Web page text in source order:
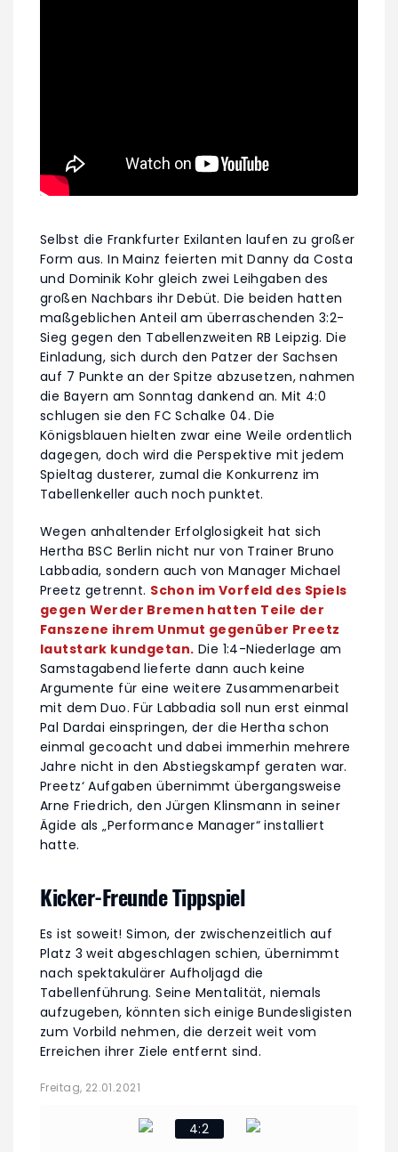
Selbst die Frankfurter Exilanten laufen zu großer
Form aus. In Mainz feierten mit Danny da Costa
und Dominik Kohr gleich zwei Leihgaben des
großen Nachbars ihr Debüt. Die beiden hatten
maßgeblichen Anteil am überraschenden 3:2-
Sieg gegen den Tabellenzweiten RB Leipzig. Die
Einladung, sich durch den Patzer der Sachsen
auf 7 Punkte an der Spitze abzusetzen, nahmen
die Bayern am Sonntag dankend an. Mit 4:0
schlugen sie den FC Schalke 04. Die
Königsblauen hielten zwar eine Weile ordentlich
dagegen, doch wird die Perspektive mit jedem
Spieltag dusterer, zumal die Konkurrenz im
Tabellenkeller auch noch punktet.
Wegen anhaltender Erfolglosigkeit hat sich
Hertha BSC Berlin nicht nur von Trainer Bruno
Labbadia, sondern auch von Manager Michael
Preetz getrennt. Schon im Vorfeld des Spiels
gegen Werder Bremen hatten Teile der
Fanszene ihrem Unmut gegenüber Preetz
lautstark kundgetan. Die 1:4-Niederlage am
Samstagabend lieferte dann auch keine
Argumente für eine weitere Zusammenarbeit
mit dem Duo. Für Labbadia soll nun erst einmal
Pal Dardai einspringen, der die Hertha schon
einmal gecoacht und dabei immerhin mehrere
Jahre nicht in den Abstiegskampf geraten war.
Preetz‘ Aufgaben übernimmt übergangsweise
Arne Friedrich, den Jürgen Klinsmann in seiner
Ägide als „Performance Manager“ installiert
hatte.
Kicker-Freunde Tippspiel
Es ist soweit! Simon, der zwischenzeitlich auf
Platz 3 weit abgeschlagen schien, übernimmt
nach spektakulärer Aufholjagd die
Tabellenführung. Seine Mentalität, niemals
aufzugeben, könnten sich einige Bundesligisten
zum Vorbild nehmen, die derzeit weit vom
Erreichen ihrer Ziele entfernt sind.
Freitag, 22.01.2021
4:2